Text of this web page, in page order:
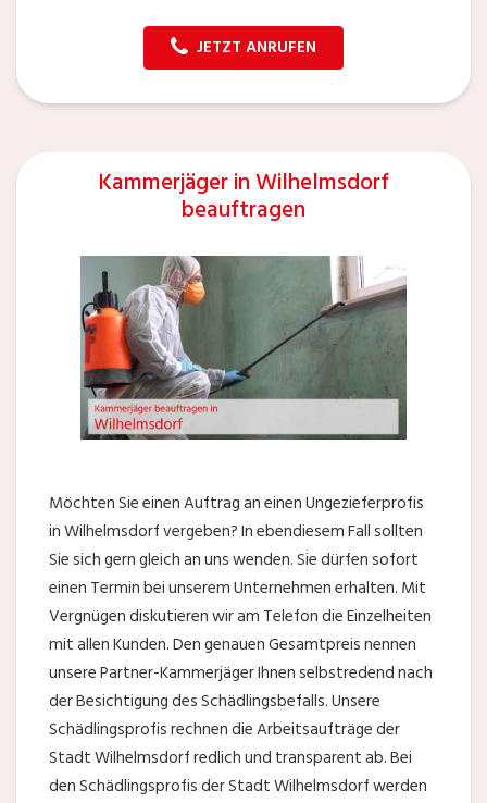
JETZT ANRUFEN
Kammerjäger in Wilhelmsdorf
beauftragen
Möchten Sie einen Auftrag an einen Ungezieferprofis
in Wilhelmsdorf vergeben? In ebendiesem Fall sollten
Sie sich gern gleich an uns wenden. Sie dürfen sofort
einen Termin bei unserem Unternehmen erhalten. Mit
Vergnügen diskutieren wir am Telefon die Einzelheiten
mit allen Kunden. Den genauen Gesamtpreis nennen
unsere Partner-Kammerjäger Ihnen selbstredend nach
der Besichtigung des Schädlingsbefalls. Unsere
Schädlingsprofis rechnen die Arbeitsaufträge der
Stadt Wilhelmsdorf redlich und transparent ab. Bei
den Schädlingsprofis der Stadt Wilhelmsdorf werden